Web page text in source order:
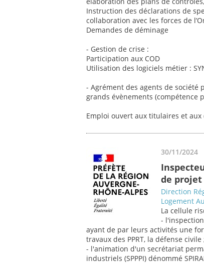
Instruction des déclarations de
collaboration avec les forces de
Demandes de déminage
- Gestion de crise :
Participation aux COD
Utilisation des logiciels métier :
- Agrément des agents de
grands évènements (compétence
Emploi ouvert aux titulaires et
30/11/2024
de projet
Direction
Logement
La cellule
-
ayant de par leurs activités une
travaux des PPRT, la défense civile
- l'animation d'un secrétariat
industriels (SPPPI) dénommé